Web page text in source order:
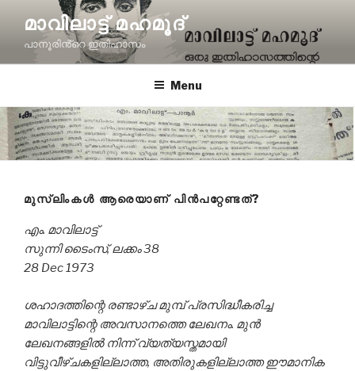
content
മാവിലാട്ട് മഹമൂദ്
പാനൂരിൻ്റെ ഇതിഹാസം
Menu
മുസ്ലിംകൾ ആരെയാണ് പിൻപറ്റേണ്ടത്‌?
എം. മാവിലാട്ട്
സുന്നി ടൈംസ്, ലക്കം 38
28 Dec 1973
ശഹാദത്തിന്റെ രണ്ടാഴ്ച മുമ്പ് പ്രസിദ്ധീകരിച്ച
മാവിലാട്ടിന്റെ അവസാനത്തെ ലേഖനം. മുന്‍
ലേഖനങ്ങളില്‍ നിന്ന് വ്യത്യസ്തമായി
വിട്ടുവീഴ്ചകളില്ലാത്ത, അതിരുകളില്ലാത്ത ഈമാനിക